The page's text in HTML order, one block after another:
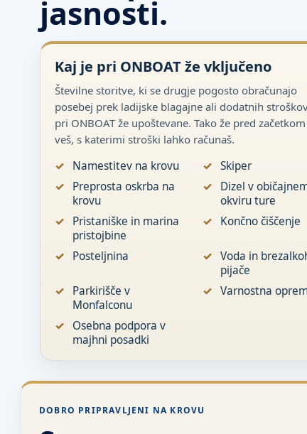
jasnosti.
Kaj je pri ONBOAT že vključeno
Številne storitve, ki se drugje pogosto obračunajo
posebej prek ladijske blagajne ali dodatnih
pri ONBOAT že upoštevane. Tako že pred
veš, s katerimi stroški lahko računaš.
Namestitev na krovu
Skiper
Preprosta oskrba na
krovu
Dizel v
okviru ture
Pristaniške in marina
pristojbine
Končno čiščenje
Posteljnina
Voda in
pijače
Parkirišče v
Monfalconu
Varnostna
Osebna podpora v
majhni posadki
DOBRO PRIPRAVLJENI NA KROVU